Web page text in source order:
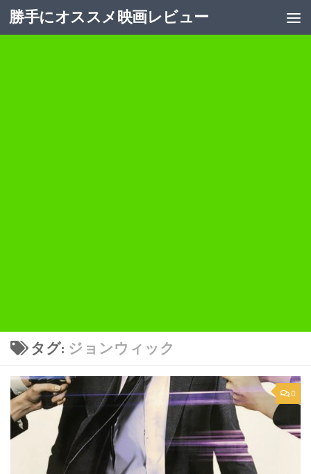
コンテンツへスキップ
勝手にオススメ映画レビュー
タグ: ジョンウィック
0